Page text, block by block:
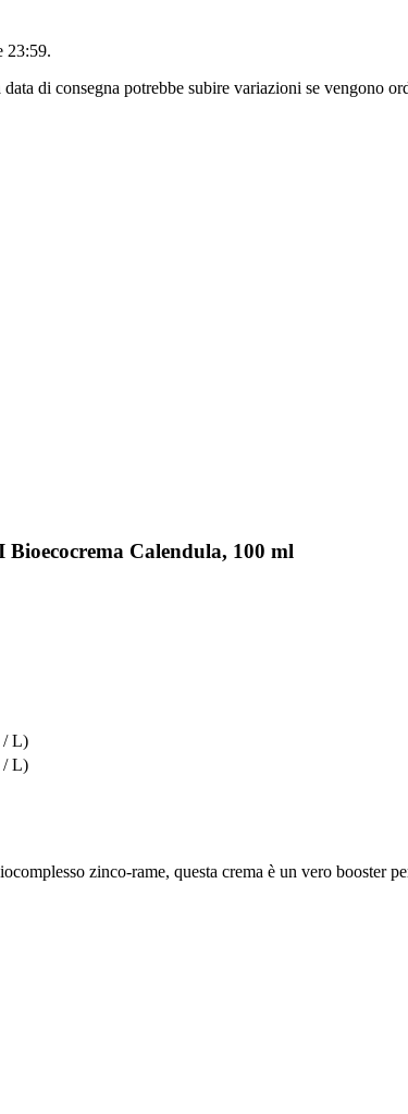
23:59.
di consegna potrebbe subire variazioni se vengono
Calendula, 100 ml
/ L)
/ L)
zinco-rame, questa crema è un vero booster